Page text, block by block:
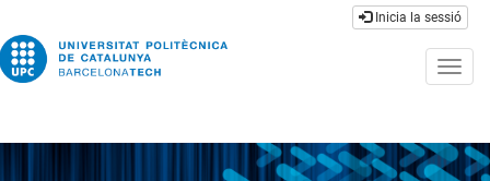
Inicia la sessió